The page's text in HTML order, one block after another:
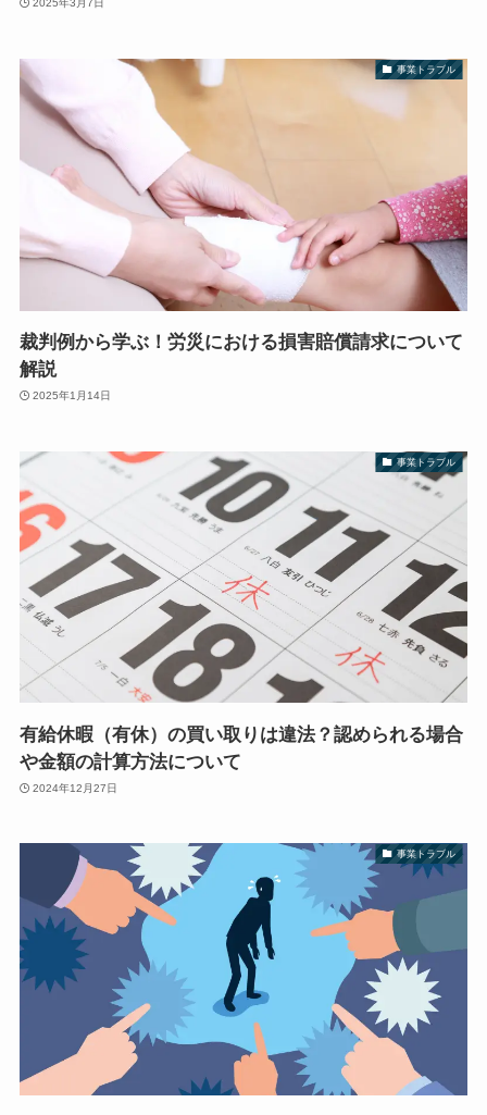
2025年3月7日
事業トラブル
裁判例から学ぶ！労災における損害賠償請求について
解説
2025年1月14日
事業トラブル
有給休暇（有休）の買い取りは違法？認められる場合
や金額の計算方法について
2024年12月27日
事業トラブル